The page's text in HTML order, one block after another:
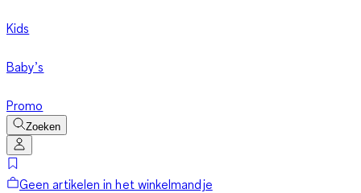
Kids
Baby’s
Promo
Zoeken
Geen artikelen in het winkelmandje